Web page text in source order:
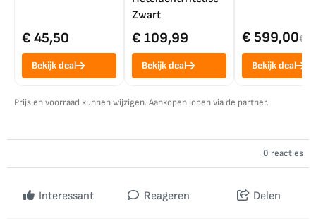
€ 45,50
Bekijk deal
Zwart
€ 109,99
Bekijk deal
€ 599,00€
Bekijk deal
Prijs en voorraad kunnen wijzigen. Aankopen lopen via de partner.
0 reacties
Interessant Reageren Delen